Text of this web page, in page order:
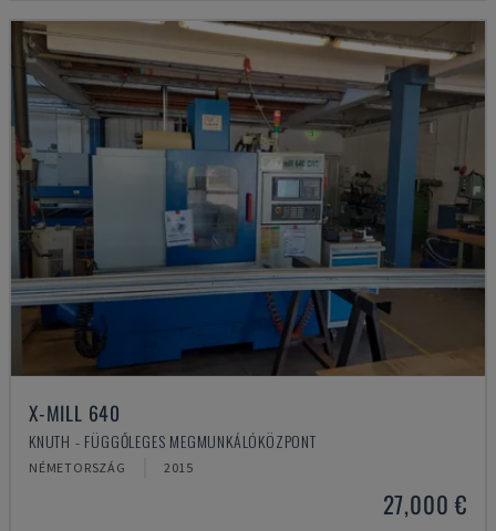
X-MILL 640
KNUTH - FÜGGŐLEGES MEGMUNKÁLÓKÖZPONT
NÉMETORSZÁG 2015
27,000 €